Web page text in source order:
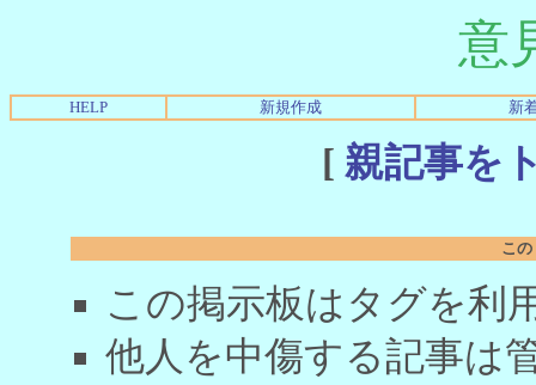
意
HELP 新規作成 新
[ 親記事を
こ
この掲示板はタグを利
他人を中傷する記事は